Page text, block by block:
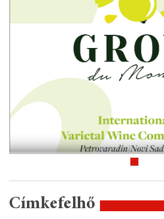
Címkefelhő